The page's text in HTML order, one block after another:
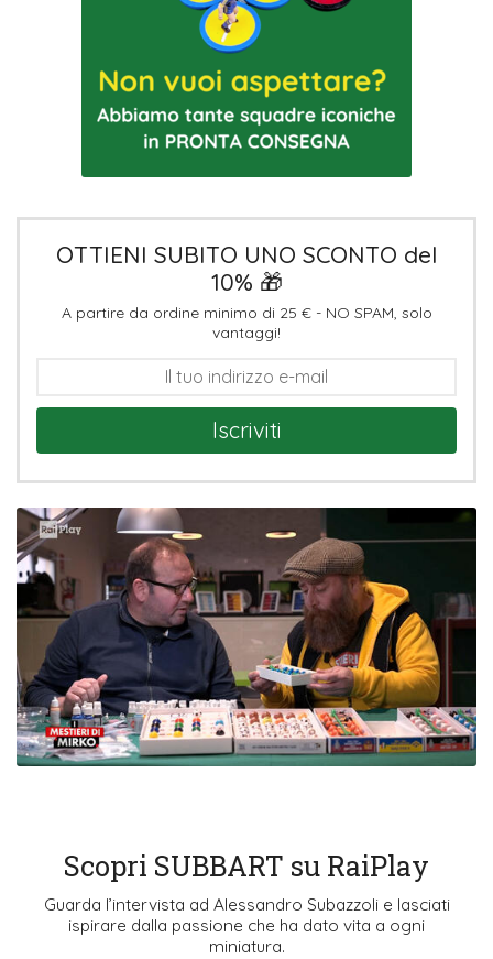
OTTIENI SUBITO UNO SCONTO del
10% 🎁
A partire da ordine minimo di 25 € - NO SPAM, solo
vantaggi!
Iscriviti
Scopri SUBBART su RaiPlay
Guarda l’intervista ad Alessandro Subazzoli e lasciati
ispirare dalla passione che ha dato vita a ogni
miniatura.